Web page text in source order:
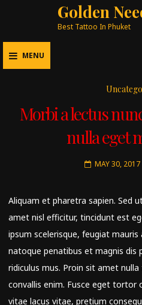
Golden
Best Tattoo In Phuket
MENU
Morbi a lectus
nulla eget
MAY 30, 2017
Aliquam et pharetra sapien. Sed
amet nisl efficitur, tincidunt est
ipsum scelerisque, feugiat mauris
natoque penatibus et magnis
ridiculus mus. Proin sit amet
convallis enim. Fusce eget tortor
vitae lacus vitae, pretium